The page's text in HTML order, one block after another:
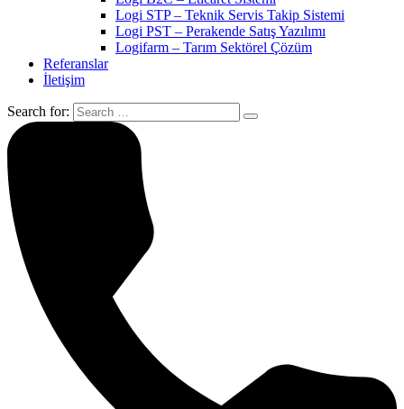
Logi STP – Teknik Servis Takip Sistemi
Logi PST – Perakende Satış Yazılımı
Logifarm – Tarım Sektörel Çözüm
Referanslar
İletişim
Search for: